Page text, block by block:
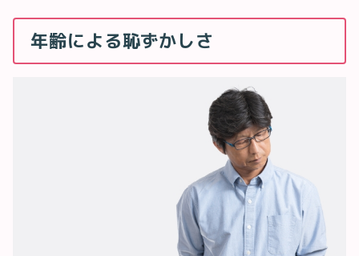
年齢による恥ずかしさ